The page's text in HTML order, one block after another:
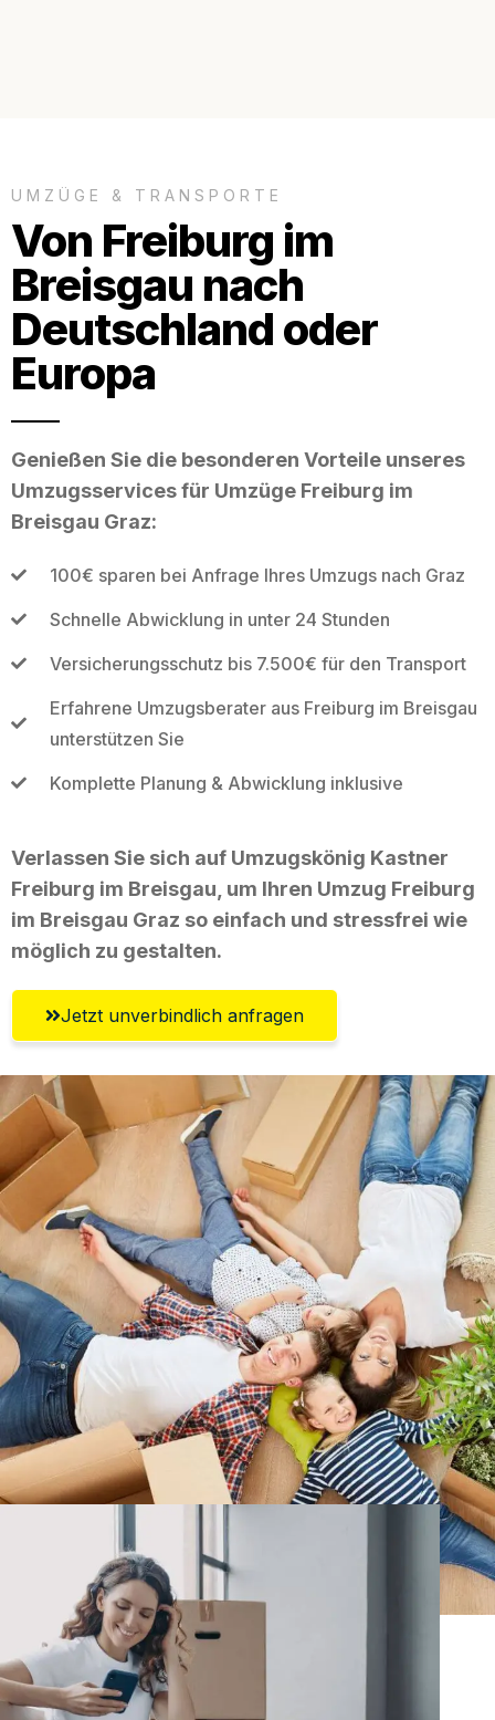
UMZÜGE & TRANSPORTE
Von Freiburg im
Breisgau nach
Deutschland oder
Europa
Genießen Sie die besonderen Vorteile unseres
Umzugsservices für Umzüge Freiburg im
Breisgau Graz:
100€ sparen bei Anfrage Ihres Umzugs nach Graz
Schnelle Abwicklung in unter 24 Stunden
Versicherungsschutz bis 7.500€ für den Transport
Erfahrene Umzugsberater aus Freiburg im Breisgau
unterstützen Sie
Komplette Planung & Abwicklung inklusive
Verlassen Sie sich auf Umzugskönig Kastner
Freiburg im Breisgau, um Ihren Umzug Freiburg
im Breisgau Graz so einfach und stressfrei wie
möglich zu gestalten.
Jetzt unverbindlich anfragen